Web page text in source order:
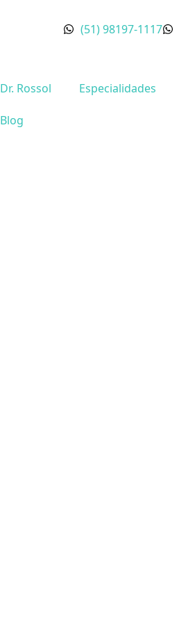
(51) 98197-1117
Dr. Rossol Especialidades
Blog